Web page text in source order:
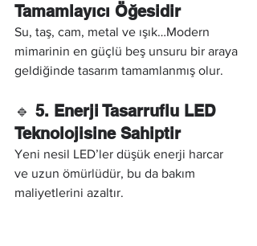
Tamamlayıcı Öğesidir
Su, taş, cam, metal ve ışık…Modern
mimarinin en güçlü beş unsuru bir araya
geldiğinde tasarım tamamlanmış olur.
🔹 5. Enerji Tasarruflu LED
Teknolojisine Sahiptir
Yeni nesil LED’ler düşük enerji harcar
ve uzun ömürlüdür, bu da bakım
maliyetlerini azaltır.